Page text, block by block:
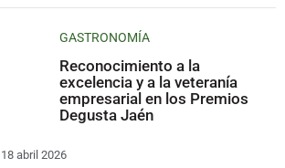
GASTRONOMÍA
Reconocimiento a la
excelencia y a la veteranía
empresarial en los Premios
Degusta Jaén
18 abril 2026